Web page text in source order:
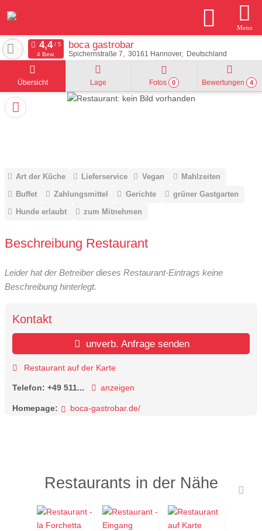
Menu
boca gastrobar
Spichernstraße 7 30161 Hannover Deutschland
4 Bew.
Übersicht Lage Fotos 0 Bewertungen 4
Art der Küche Lieferservice Vegan
Mahlzeiten
Buffet
Zahlungsmittel Gerichte
grüner Gastgarten
Hunde erlaubt
zum Mitnehmen
Beschreibung Restaurant
Leider hat der Betreiber dieses Restaurant-Eintrags keine
Beschreibung hinterlegt.
Kontakt
unverb. Anfrage senden
Restaurant auf der Karte
Telefon: +49 511... anzeigen
Homepage: boca-gastrobar.de/
Restaurants in der Nähe